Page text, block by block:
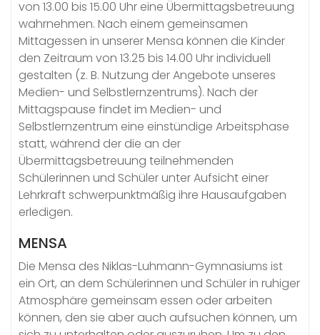
von 13.00 bis 15.00 Uhr eine Übermittagsbetreuung
wahrnehmen. Nach einem gemeinsamen
Mittagessen in unserer Mensa können die Kinder
den Zeitraum von 13.25 bis 14.00 Uhr individuell
gestalten (z. B. Nutzung der Angebote unseres
Medien- und Selbstlernzentrums). Nach der
Mittagspause findet im Medien- und
Selbstlernzentrum eine einstündige Arbeitsphase
statt, während der die an der
Übermittagsbetreuung teilnehmenden
Schülerinnen und Schüler unter Aufsicht einer
Lehrkraft schwerpunktmäßig ihre Hausaufgaben
erledigen.
MENSA
Die Mensa des Niklas-Luhmann-Gymnasiums ist
ein Ort, an dem Schülerinnen und Schüler in ruhiger
Atmosphäre gemeinsam essen oder arbeiten
können, den sie aber auch aufsuchen können, um